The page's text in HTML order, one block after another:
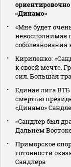
ориентировочно
«Динамо»
«Мне будет
невосполнимая
соболезнования
Кириленко:
к своей мечте.
сил. Большая
Единая лига ВТБ
смертью
«Динамо»
«Сандлер был
Дальнем
Приморское
готовности
Сандлера